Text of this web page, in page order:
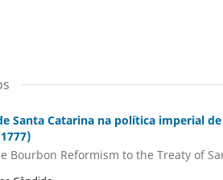
Santa Catarina na política imperial
Bourbon Reformism to the Treaty of